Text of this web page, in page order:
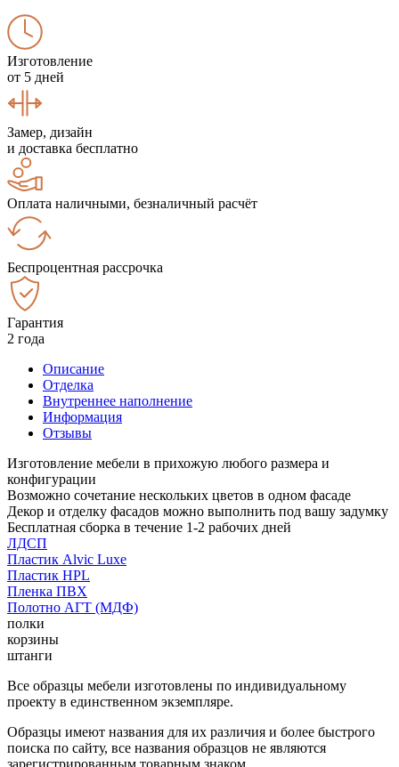
Изготовление
от 5 дней
Замер, дизайн
и доставка бесплатно
Оплата наличными, безналичный расчёт
Беспроцентная рассрочка
Гарантия
2 года
Описание
Отделка
Внутреннее наполнение
Информация
Отзывы
Изготовление мебели в прихожую любого размера и
конфигурации
Возможно сочетание нескольких цветов в одном фасаде
Декор и отделку фасадов можно выполнить под вашу задумку
Бесплатная сборка в течение 1-2 рабочих дней
ЛДСП
Пластик Alvic Luxe
Пластик HPL
Пленка ПВХ
Полотно АГТ (МДФ)
полки
корзины
штанги
Все образцы мебели изготовлены по индивидуальному
проекту в единственном экземпляре.
Образцы имеют названия для их различия и более быстрого
поиска по сайту, все названия образцов не являются
зарегистрированным товарным знаком.